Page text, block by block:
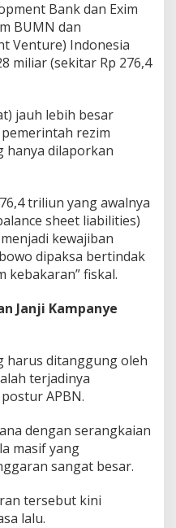
Bank dan Exim
BUMN dan
Venture) Indonesia
miliar (sekitar Rp 276,4
jauh lebih besar
rezim
hanya dilaporkan
triliun yang awalnya
sheet liabilities)
kewajiban
dipaksa bertindak
kebakaran” fiskal.
Janji Kampanye
harus ditanggung oleh
terjadinya
APBN.
dengan serangkaian
masif yang
sangat besar.
tersebut kini
lalu.​